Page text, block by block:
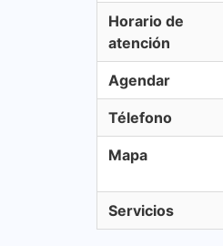
Horario de
atención
Agendar
Télefono
Mapa
Servicios